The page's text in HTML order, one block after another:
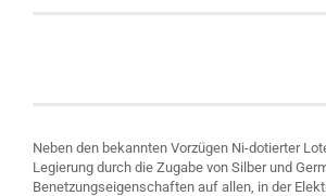
Neben den bekannten Vorzügen Ni-dotierter
Legierung durch die Zugabe von Silber und
Benetzungseigenschaften auf allen, in der